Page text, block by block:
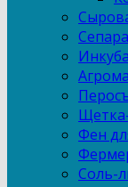
Фен
Соль-